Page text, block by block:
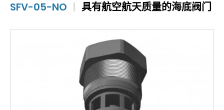
SFV-05-NO | 具有航空航天质量的海底阀门